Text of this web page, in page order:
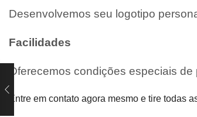
Desenvolvemos seu logotipo
Facilidades
Oferecemos condições especiais
Entre em contato agora mesmo e tire todas